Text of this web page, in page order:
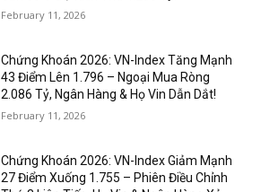
February 11, 2026
Chứng Khoán 2026: VN-Index Tăng Mạnh
43 Điểm Lên 1.796 – Ngoại Mua Ròng
2.086 Tỷ, Ngân Hàng & Họ Vin Dẫn Dắt!
February 11, 2026
Chứng Khoán 2026: VN-Index Giảm Mạnh
27 Điểm Xuống 1.755 – Phiên Điều Chỉnh